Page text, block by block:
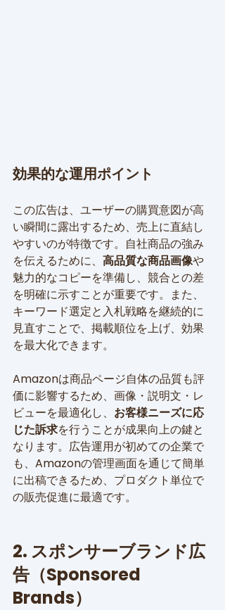
効果的な運用ポイント
この広告は、ユーザーの購買意図が高
い瞬間に露出するため、売上に直結し
やすいのが特徴です。自社商品の強み
を伝えるために、 高品質な商品画像や
魅力的なコピーを準備し、競合との差
を明確に示すことが重要です。また、
キーワード選定と入札戦略を継続的に
見直すことで、掲載順位を上げ、効果
を最大化できます。
Amazonは商品ページ自体の品質も評
価に影響するため、画像・説明文・レ
ビューを最適化し、 お客様ニーズに応
じた訴求を行うことが成果向上の鍵と
なります。広告運用が初めての企業で
も、Amazonの管理画面を通じて簡単
に出稿できるため、プロダクト単位で
の販売促進に最適です。
2. スポンサーブランド広
告（Sponsored
Brands）